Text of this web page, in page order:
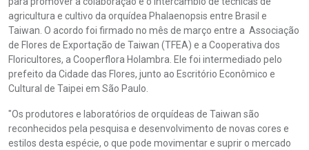
agricultura e cultivo da orquídea Phalaenopsis entre Brasil e
Taiwan. O acordo foi firmado no mês de março entre a Associação
de Flores de Exportação de Taiwan (TFEA) e a Cooperativa dos
Floricultores, a Cooperflora Holambra. Ele foi intermediado pelo
prefeito da Cidade das Flores, junto ao Escritório Econômico e
Cultural de Taipei em São Paulo.
"Os produtores e laboratórios de orquídeas de Taiwan são
reconhecidos pela pesquisa e desenvolvimento de novas cores e
estilos desta espécie, o que pode movimentar e suprir o mercado